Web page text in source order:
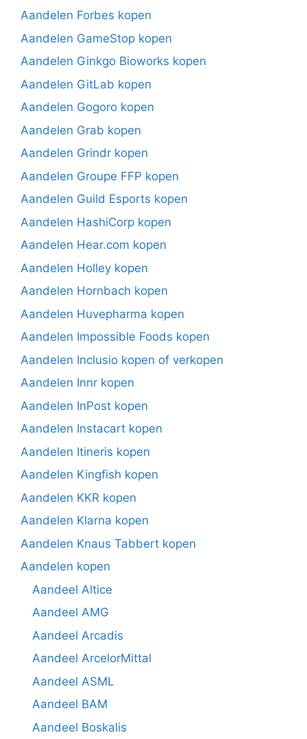
Aandelen Forbes kopen
Aandelen GameStop kopen
Aandelen Ginkgo Bioworks kopen
Aandelen GitLab kopen
Aandelen Gogoro kopen
Aandelen Grab kopen
Aandelen Grindr kopen
Aandelen Groupe FFP kopen
Aandelen Guild Esports kopen
Aandelen HashiCorp kopen
Aandelen Hear.com kopen
Aandelen Holley kopen
Aandelen Hornbach kopen
Aandelen Huvepharma kopen
Aandelen Impossible Foods kopen
Aandelen Inclusio kopen of verkopen
Aandelen Innr kopen
Aandelen InPost kopen
Aandelen Instacart kopen
Aandelen Itineris kopen
Aandelen Kingfish kopen
Aandelen KKR kopen
Aandelen Klarna kopen
Aandelen Knaus Tabbert kopen
Aandelen kopen
Aandeel Altice
Aandeel AMG
Aandeel Arcadis
Aandeel ArcelorMittal
Aandeel ASML
Aandeel BAM
Aandeel Boskalis